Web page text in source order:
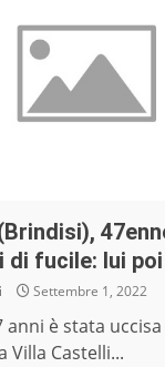
di fucile: lui
Settembre 1, 2022
anni è stata
Villa Castelli...